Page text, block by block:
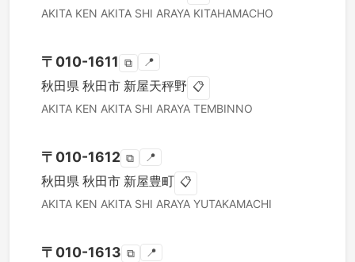
AKITA KEN AKITA SHI ARAYA KITAHAMACHO
〒 010-1611 ⧉ 📍
秋田県 秋田市 新屋天秤野 📋
AKITA KEN AKITA SHI ARAYA TEMBINNO
〒 010-1612 ⧉ 📍
秋田県 秋田市 新屋豊町 📋
AKITA KEN AKITA SHI ARAYA YUTAKAMACHI
〒 010-1613 ⧉ 📍